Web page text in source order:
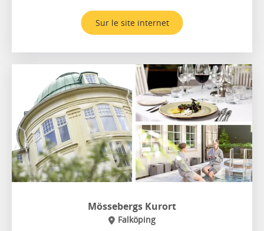
Sur le site internet
Mössebergs Kurort
Falköping